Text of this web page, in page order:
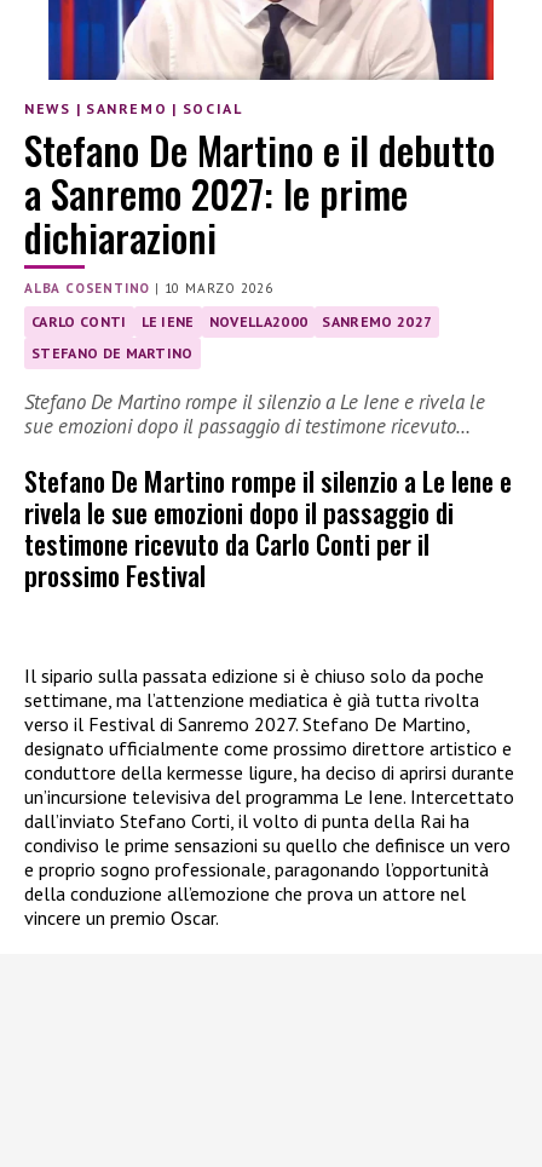
NEWS | SANREMO | SOCIAL
Stefano De Martino e il debutto
a Sanremo 2027: le prime
dichiarazioni
ALBA COSENTINO | 10 MARZO 2026
CARLO CONTI LE IENE NOVELLA2000
SANREMO 2027
STEFANO DE MARTINO
Stefano De Martino rompe il silenzio a Le Iene e rivela le
sue emozioni dopo il passaggio di testimone ricevuto…
Stefano De Martino rompe il silenzio a Le Iene e
rivela le sue emozioni dopo il passaggio di
testimone ricevuto da Carlo Conti per il
prossimo Festival
Il sipario sulla passata edizione si è chiuso solo da poche
settimane, ma l’attenzione mediatica è già tutta rivolta
verso il Festival di Sanremo 2027. Stefano De Martino,
designato ufficialmente come prossimo direttore artistico e
conduttore della kermesse ligure, ha deciso di aprirsi durante
un’incursione televisiva del programma Le Iene. Intercettato
dall’inviato Stefano Corti, il volto di punta della Rai ha
condiviso le prime sensazioni su quello che definisce un vero
e proprio sogno professionale, paragonando l’opportunità
della conduzione all’emozione che prova un attore nel
vincere un premio Oscar.